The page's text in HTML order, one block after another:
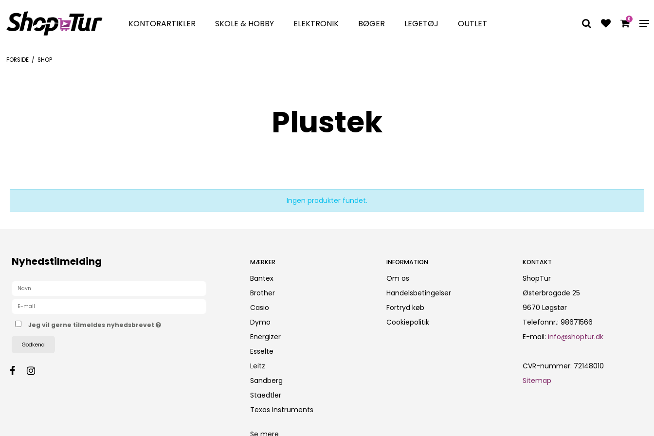
KONTORARTIKLER SKOLE & HOBBY ELEKTRONIK BØGER LEGETØJ OUTLET 0
FORSIDE / SHOP
Plustek
Ingen produkter fundet.
Nyhedstilmelding
Jeg vil gerne tilmeldes nyhedsbrevet
Godkend
MÆRKER
Bantex
Brother
Casio
Dymo
Energizer
Esselte
Leitz
Sandberg
Staedtler
Texas Instruments
INFORMATION
Om os
Handelsbetingelser
Fortryd køb
Cookiepolitik
KONTAKT
ShopTur
Østerbrogade 25
9670 Løgstør
Telefonnr.: 98671566
E-mail: info@shoptur.dk
CVR-nummer: 72148010
Sitemap